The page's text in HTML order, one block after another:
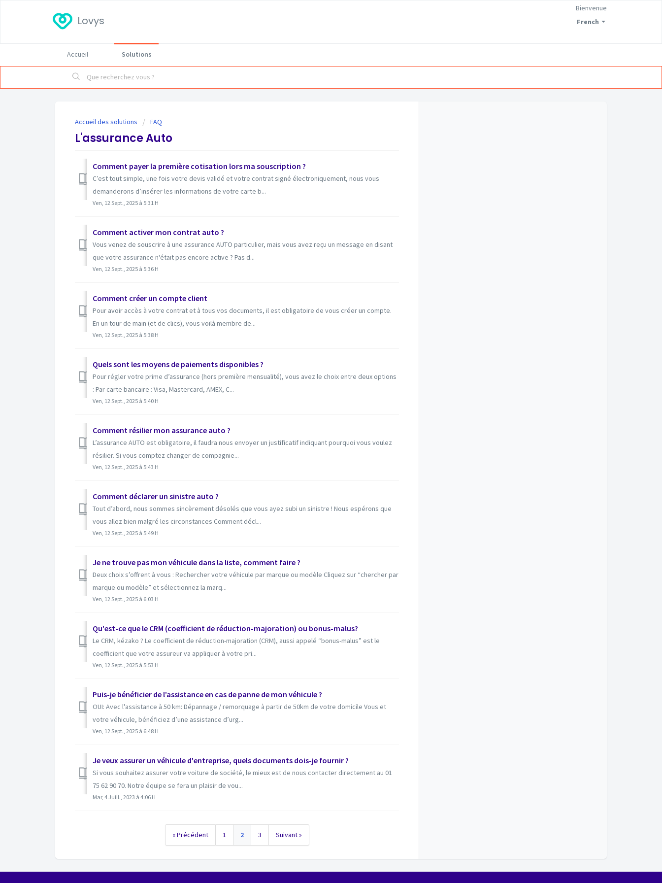
Lovys French
Bienvenue
Accueil Solutions
Accueil des solutions FAQ
L'assurance Auto
Comment payer la première cotisation lors ma souscription ?
C’est tout simple, une fois votre devis validé et votre contrat signé électroniquement, nous vous
demanderons d’insérer les informations de votre carte b...
Ven, 12 Sept., 2025 à 5:31 H
Comment activer mon contrat auto ?
Vous venez de souscrire à une assurance AUTO particulier, mais vous avez reçu un message en disant
que votre assurance n'était pas encore active ? Pas d...
Ven, 12 Sept., 2025 à 5:36 H
Comment créer un compte client
Pour avoir accès à votre contrat et à tous vos documents, il est obligatoire de vous créer un compte.
En un tour de main (et de clics), vous voilà membre de...
Ven, 12 Sept., 2025 à 5:38 H
Quels sont les moyens de paiements disponibles ?
Pour régler votre prime d’assurance (hors première mensualité), vous avez le choix entre deux options
: Par carte bancaire : Visa, Mastercard, AMEX, C...
Ven, 12 Sept., 2025 à 5:40 H
Comment résilier mon assurance auto ?
L’assurance AUTO est obligatoire, il faudra nous envoyer un justificatif indiquant pourquoi vous voulez
résilier. Si vous comptez changer de compagnie...
Ven, 12 Sept., 2025 à 5:43 H
Comment déclarer un sinistre auto ?
Tout d’abord, nous sommes sincèrement désolés que vous ayez subi un sinistre ! Nous espérons que
vous allez bien malgré les circonstances Comment décl...
Ven, 12 Sept., 2025 à 5:49 H
Je ne trouve pas mon véhicule dans la liste, comment faire ?
Deux choix s’offrent à vous : Rechercher votre véhicule par marque ou modèle Cliquez sur “chercher par
marque ou modèle” et sélectionnez la marq...
Ven, 12 Sept., 2025 à 6:03 H
Qu'est-ce que le CRM (coefficient de réduction-majoration) ou bonus-malus?
Le CRM, kézako ? Le coefficient de réduction-majoration (CRM), aussi appelé “bonus-malus” est le
coefficient que votre assureur va appliquer à votre pri...
Ven, 12 Sept., 2025 à 5:53 H
Puis-je bénéficier de l’assistance en cas de panne de mon véhicule ?
OUI: Avec l'assistance à 50 km: Dépannage / remorquage à partir de 50km de votre domicile Vous et
votre véhicule, bénéficiez d’une assistance d’urg...
Ven, 12 Sept., 2025 à 6:48 H
Je veux assurer un véhicule d'entreprise, quels documents dois-je fournir ?
Si vous souhaitez assurer votre voiture de société, le mieux est de nous contacter directement au 01
75 62 90 70. Notre équipe se fera un plaisir de vou...
Mar, 4 Juill., 2023 à 4:06 H
« Précédent 1 2 3 Suivant »